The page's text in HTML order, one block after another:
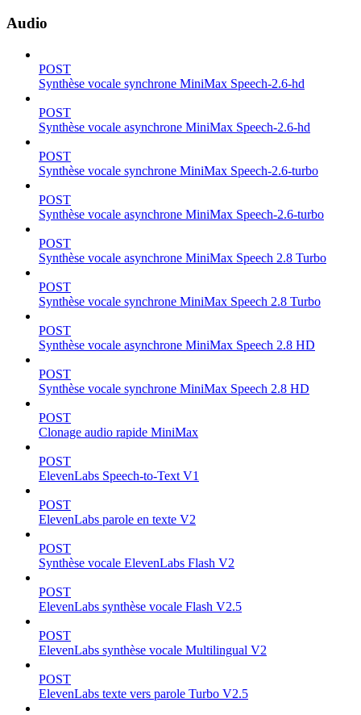
Audio
POST
Synthèse vocale synchrone MiniMax Speech-2.6-hd
POST
Synthèse vocale asynchrone MiniMax Speech-2.6-hd
POST
Synthèse vocale synchrone MiniMax Speech-2.6-turbo
POST
Synthèse vocale asynchrone MiniMax Speech-2.6-turbo
POST
Synthèse vocale asynchrone MiniMax Speech 2.8 Turbo
POST
Synthèse vocale synchrone MiniMax Speech 2.8 Turbo
POST
Synthèse vocale asynchrone MiniMax Speech 2.8 HD
POST
Synthèse vocale synchrone MiniMax Speech 2.8 HD
POST
Clonage audio rapide MiniMax
POST
ElevenLabs Speech-to-Text V1
POST
ElevenLabs parole en texte V2
POST
Synthèse vocale ElevenLabs Flash V2
POST
ElevenLabs synthèse vocale Flash V2.5
POST
ElevenLabs synthèse vocale Multilingual V2
POST
ElevenLabs texte vers parole Turbo V2.5